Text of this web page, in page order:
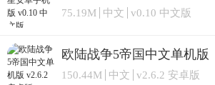
75.19M 中文 v0.10 中文版
欧陆战争5帝国中文单机版
150.44M 中文 v2.6.2 安卓版